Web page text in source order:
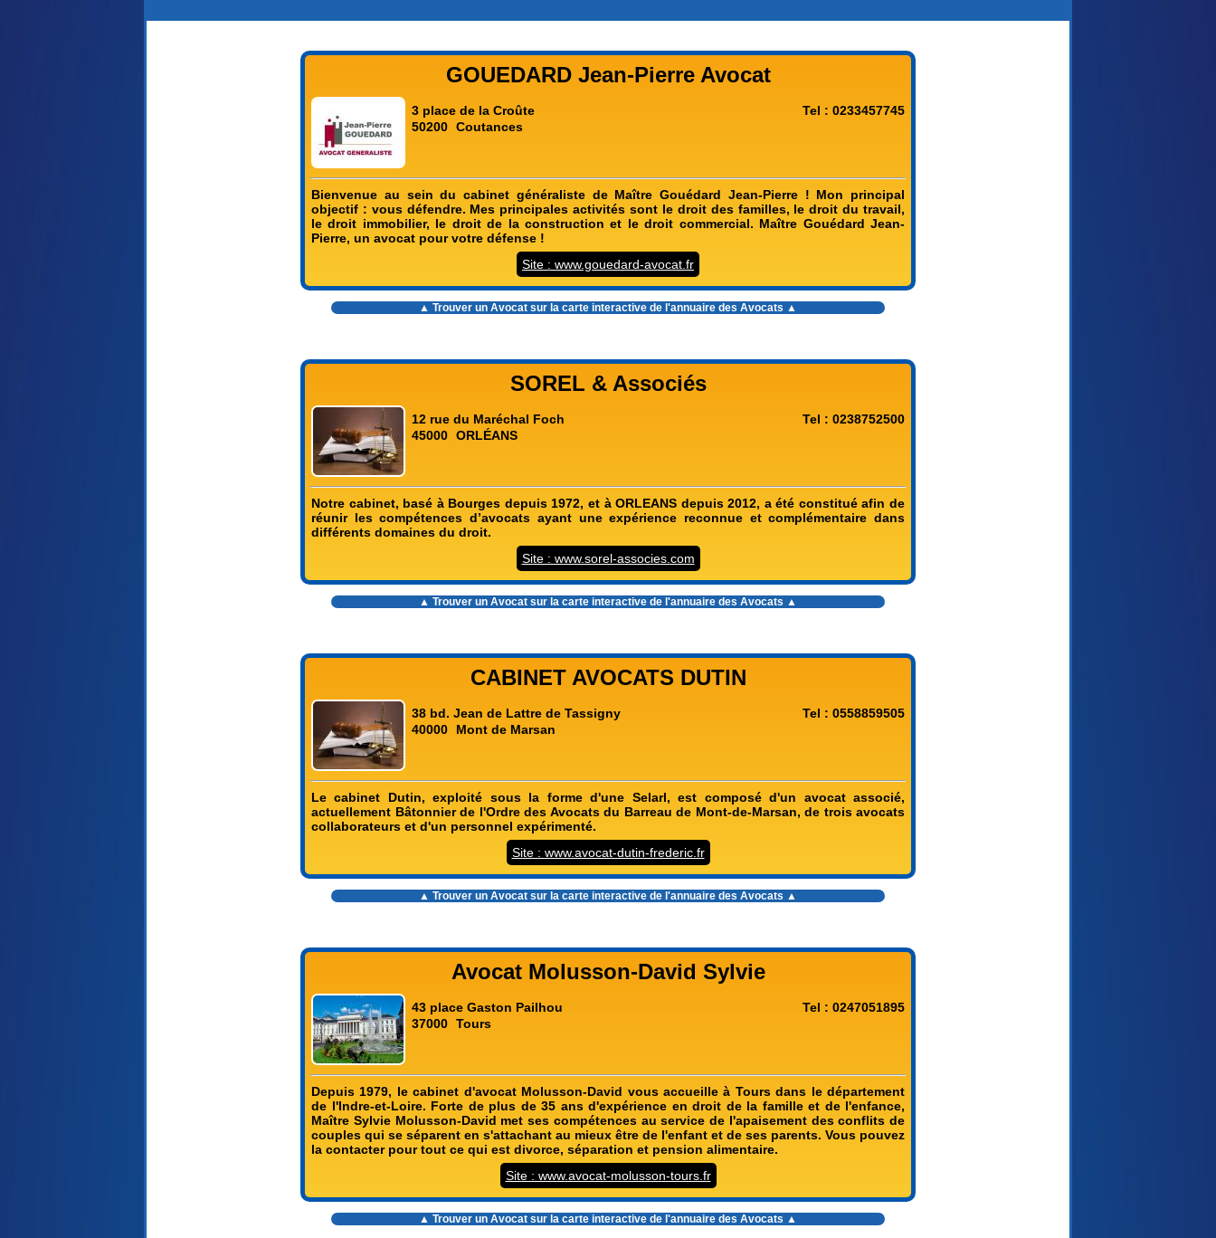
GOUEDARD Jean-Pierre Avocat
3 place de la Croûte
50200 Coutances
Tel : 0233457745
Bienvenue au sein du cabinet généraliste de Maître Gouédard Jean-Pierre ! Mon principal
objectif : vous défendre. Mes principales activités sont le droit des familles, le droit du travail,
le droit immobilier, le droit de la construction et le droit commercial. Maître Gouédard Jean-
Pierre, un avocat pour votre défense !
Site : www.gouedard-avocat.fr
▲ Trouver un Avocat sur la carte interactive de l'annuaire des Avocats ▲
SOREL & Associés
12 rue du Maréchal Foch
45000 ORLÉANS
Tel : 0238752500
Notre cabinet, basé à Bourges depuis 1972, et à ORLEANS depuis 2012, a été constitué afin de
réunir les compétences d’avocats ayant une expérience reconnue et complémentaire dans
différents domaines du droit.
Site : www.sorel-associes.com
▲ Trouver un Avocat sur la carte interactive de l'annuaire des Avocats ▲
CABINET AVOCATS DUTIN
38 bd. Jean de Lattre de Tassigny
40000
Mont de Marsan
Tel : 0558859505
Le cabinet Dutin, exploité sous la forme d'une Selarl, est composé d'un avocat associé,
actuellement Bâtonnier de l'Ordre des Avocats du Barreau de Mont-de-Marsan, de trois avocats
collaborateurs et d'un personnel expérimenté.
Site : www.avocat-dutin-frederic.fr
▲ Trouver un Avocat sur la carte interactive de l'annuaire des Avocats ▲
Avocat Molusson-David Sylvie
43 place Gaston Pailhou
37000 Tours
Tel : 0247051895
Depuis 1979, le cabinet d'avocat Molusson-David vous accueille à Tours dans le département
de l'Indre-et-Loire. Forte de plus de 35 ans d'expérience en droit de la famille et de l'enfance,
Maître Sylvie Molusson-David met ses compétences au service de l'apaisement des conflits de
couples qui se séparent en s'attachant au mieux être de l'enfant et de ses parents. Vous pouvez
la contacter pour tout ce qui est divorce, séparation et pension alimentaire.
Site : www.avocat-molusson-tours.fr
▲ Trouver un Avocat sur la carte interactive de l'annuaire des Avocats ▲